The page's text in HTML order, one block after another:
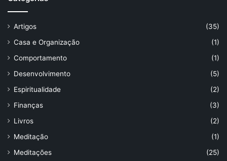
Artigos
(35)
Casa e Organização
(1)
Comportamento
(1)
Desenvolvimento
(5)
Espiritualidade
(2)
Finanças
(3)
Livros
(2)
Meditação
(1)
Meditações
(25)